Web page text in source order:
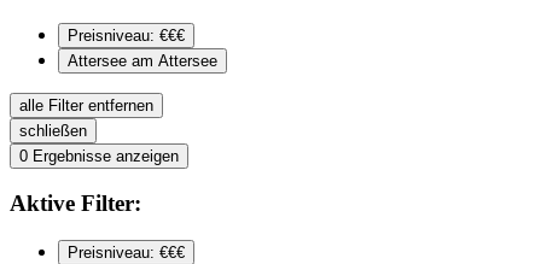
Preisniveau: €€€
Attersee am Attersee
alle Filter entfernen
schließen
0 Ergebnisse anzeigen
Aktive Filter:
Preisniveau: €€€